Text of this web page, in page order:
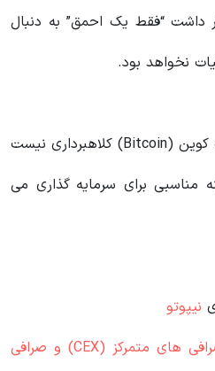
داشت “فقط یک احمق” به دنبال
نخواهد بود.
پیتر شیف نیز اخیراً گفت بیت کوین (Bitcoin) کلاهبرداری نیست
مناسبی برای سرمایه گذاری می
نیپوتو
تفاوت صرافی های متمرکز (CEX) و صرافی